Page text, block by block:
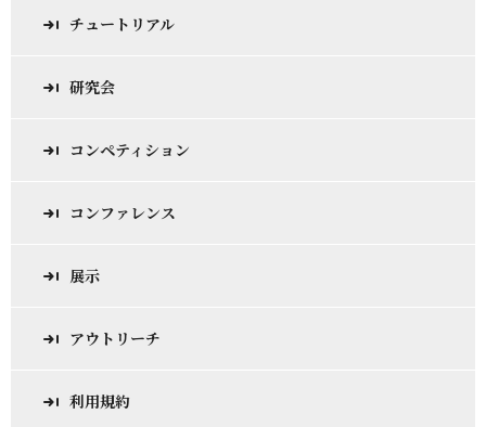
チュートリアル
研究会
コンペティション
コンファレンス
展示
アウトリーチ
利用規約